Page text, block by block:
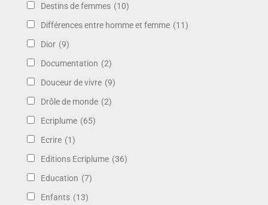
Destins de femmes (10)
Différences entre homme et femme (11)
Dior (9)
Documentation (2)
Douceur de vivre (9)
Drôle de monde (2)
Ecriplume (65)
Ecrire (1)
Editions Ecriplume (36)
Education (7)
Enfants (13)